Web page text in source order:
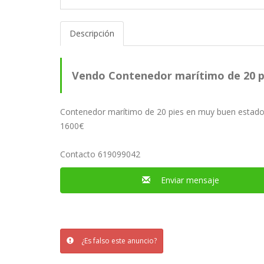
Descripción
Vendo Contenedor marítimo de 20
Contenedor marítimo de 20 pies en muy buen estado
1600€
Contacto 619099042
Enviar mensaje
¿Es falso este anuncio?